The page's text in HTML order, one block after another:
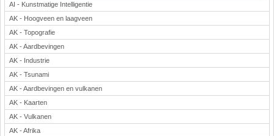
Levensbeschouwing
Lichamelijke opvoeding
Muziek
Natuurkunde
Nederlands
Rekenen
Scheikunde
Sport
Techniek
AI - Kunstmatige Intelligentie
AK - Hoogveen en laagveen
AK - Topografie
AK - Aardbevingen
AK - Industrie
AK - Tsunami
AK - Aardbevingen en vulkanen
AK - Kaarten
AK - Vulkanen
AK - Afrika